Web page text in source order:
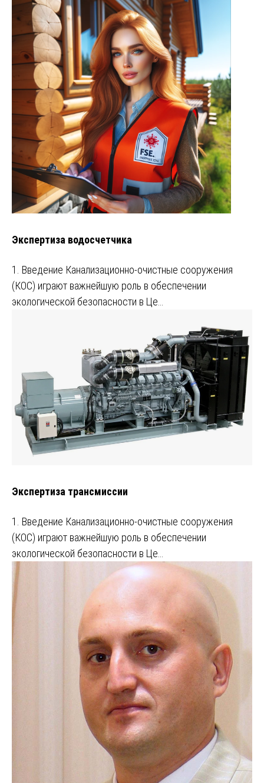
Экспертиза водосчетчика
1. Введение Канализационно-очистные сооружения
(КОС) играют важнейшую роль в обеспечении
экологической безопасности в Це…
Экспертиза трансмиссии
1. Введение Канализационно-очистные сооружения
(КОС) играют важнейшую роль в обеспечении
экологической безопасности в Це…